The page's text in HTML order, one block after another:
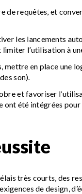
de requêtes, et
les lancements
l’utilisation à
mettre en place une
son).
et favoriser
ont été intégrées
très courts, des
de design,